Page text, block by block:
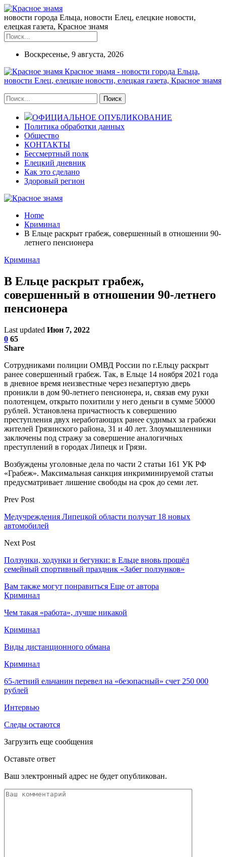
новости города Ельца, новости Елец, елецкие новости,
елецкая газета, Красное знамя
Воскресенье, 9 августа, 2026
Красное знамя - новости города Ельца,
новости Елец, елецкие новости, елецкая газета, Красное знамя
ОФИЦИАЛЬНОЕ ОПУБЛИКОВАНИЕ
Политика обработки данных
Общество
КОНТАКТЫ
Бессмертный полк
Елецкий дневник
Как это сделано
Здоровый регион
Home
Криминал
В Ельце раскрыт грабеж, совершенный в отношении 90-
летнего пенсионера
Криминал
В Ельце раскрыт грабеж,
совершенный в отношении 90-летнего
пенсионера
Last updated Июн 7, 2022
0 65
Share
Сотрудниками полиции ОМВД России по г.Ельцу раскрыт
ранее совершенный грабеж. Так, в Ельце 14 ноября 2021 года
в дневное время неизвестные через незапертую дверь
проникли в дом 90-летнего пенсионера, и, связав ему руки
полотенцем, открыто похитили у него деньги в сумме 50000
рублей. Установлена причастность к совершению
преступления двух неработающих ранее судимых за грабежи
жителей Грязинского района, 31 и 40 лет. Злоумышленники
заключены под стражу за совершение аналогичных
преступлений в городах Липецк и Грязи.
Возбуждены уголовные дела по части 2 статьи 161 УК РФ
«Грабеж». Максимальная санкция инкриминируемой статьи
предусматривает лишение свободы на срок до семи лет.
Prev Post
Медучреждения Липецкой области получат 18 новых
автомобилей
Next Post
Ползунки, ходунки и бегунки: в Ельце вновь прошёл
семейный спортивный праздник «Забег ползунков»
Вам также могут понравиться Еще от автора
Криминал
Чем такая «работа», лучше никакой
Криминал
Виды дистанционного обмана
Криминал
65-летний ельчанин перевел на «безопасный» счет 250 000
рублей
Интервью
Следы остаются
Загрузить еще сообщения
Оставьте ответ
Ваш электронный адрес не будет опубликован.